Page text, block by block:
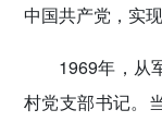
中国共产党，实
1969年，从
村党支部书记。